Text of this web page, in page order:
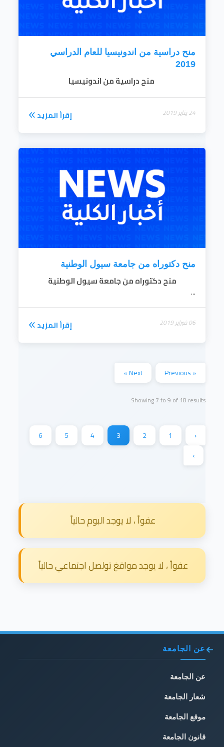
منح دراسية من اندونيسيا للعام الدراسي
2019
منح دراسية من اندونيسيا
24 يناير 2019 إقرأ المزيد
منح دكتوراه من جامعة سيول الوطنية
منح دكتوراه من جامعة سيول الوطنية
...
06 فبراير 2019 إقرأ المزيد
« Previous
Next »
Showing7to9 of 18 results
‹
1
2
3
4
5
6
›
عفواً ، لا يوجد البوم حالياً
عفواً ، لا يوجد مواقغ تولصل اجتماعي حالياً
عن الجامعة
عن الجامعة
شعار الجامعة
موقع الجامعة
قانون الجامعة